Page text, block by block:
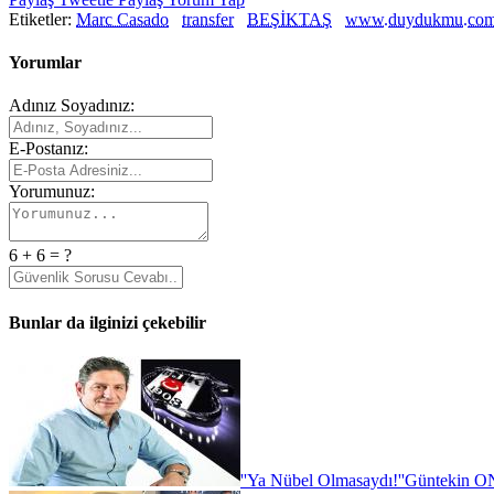
Etiketler: Marc Casado transfer BEŞİKTAŞ
Yorumlar
Adınız Soyadınız:
E-Postanız:
Yorumunuz:
6 + 6 = ?
Bunlar da ilginizi çekebilir
''Ya Nübel Olmasaydı!''Güntekin